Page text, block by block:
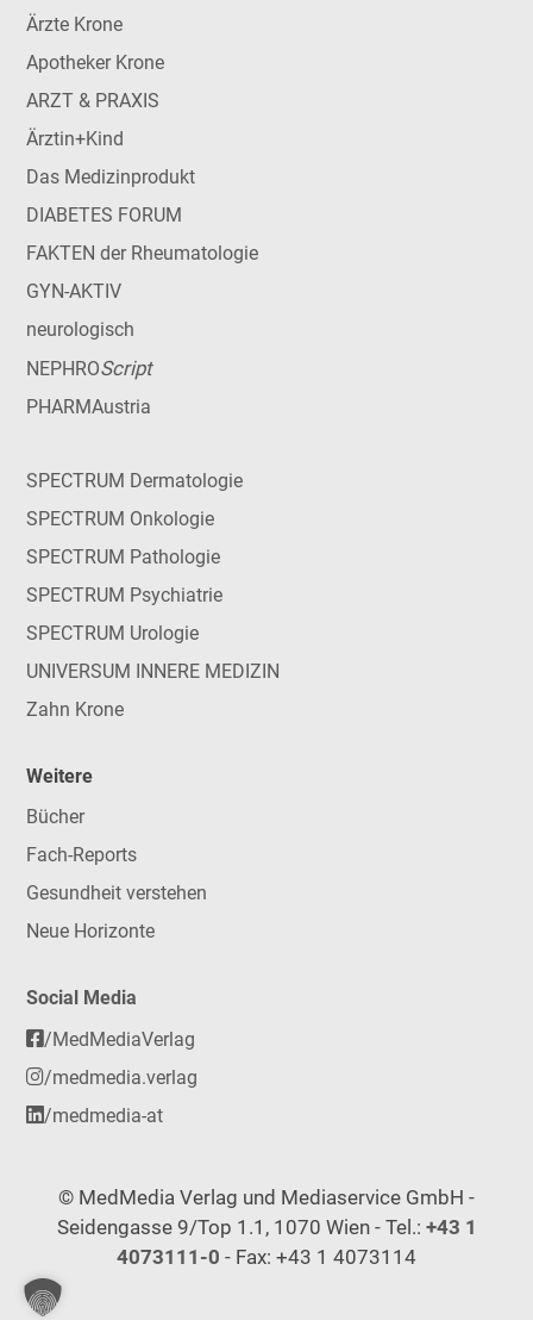
Ärzte Krone
Apotheker Krone
ARZT & PRAXIS
Ärztin+Kind
Das Medizinprodukt
DIABETES FORUM
FAKTEN der Rheumatologie
GYN-AKTIV
neurologisch
NEPHROScript
PHARMAustria
SPECTRUM Dermatologie
SPECTRUM Onkologie
SPECTRUM Pathologie
SPECTRUM Psychiatrie
SPECTRUM Urologie
UNIVERSUM INNERE MEDIZIN
Zahn Krone
Weitere
Bücher
Fach-Reports
Gesundheit verstehen
Neue Horizonte
Social Media
/MedMediaVerlag
/medmedia.verlag
/medmedia-at
© MedMedia Verlag und Mediaservice GmbH -
Seidengasse 9/Top 1.1, 1070 Wien - Tel.: +43 1
4073111-0 - Fax: +43 1 4073114